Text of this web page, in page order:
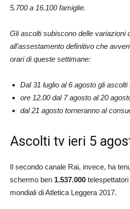
5.700 a 16.100 famiglie.
Gli ascolti subiscono delle variazioni
all’assestamento definitivo che
orari di queste settimane:
Dal 31 luglio al 6 agosto gli
ore 12.00 dal 7 agosto al 20
dal 21 agosto torneranno al
Ascolti tv ieri 5
Il secondo canale Rai, invece, ha
schermo ben 1.537.000
mondiali di Atletica Leggera 2017.